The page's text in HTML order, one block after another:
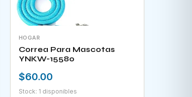
HOGAR
Correa Para Mascotas
YNKW-15580
$60.00
Stock: 1 disponibles